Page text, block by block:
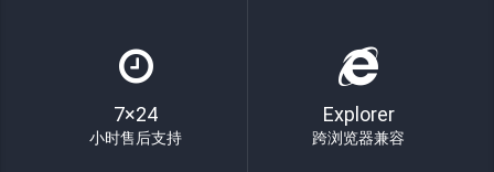
7×24
小时售后支持
Explorer
跨浏览器兼容